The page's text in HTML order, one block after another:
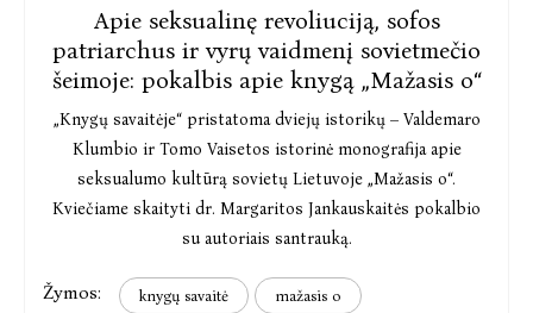
Apie seksualinę revoliuciją, sofos
patriarchus ir vyrų vaidmenį sovietmečio
šeimoje: pokalbis apie knygą „Mažasis o“
„Knygų savaitėje“ pristatoma dviejų istorikų – Valdemaro
Klumbio ir Tomo Vaisetos istorinė monografija apie
seksualumo kultūrą sovietų Lietuvoje „Mažasis o“.
Kviečiame skaityti dr. Margaritos Jankauskaitės pokalbio
su autoriais santrauką.
Žymos: knygų savaitė mažasis o